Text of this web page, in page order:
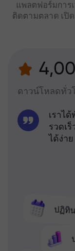
แพลตฟอร์มการ
ติดตามตลาด เปิ
ดาวน์โหลดทั่ว
ปฏิทิ
เราไ
รวดเ
ได้ง่าย